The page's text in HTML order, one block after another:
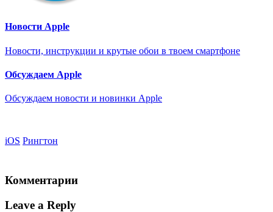
Новости Apple
Новости, инструкции и крутые обои в твоем смартфоне
Обсуждаем Apple
Обсуждаем новости и новинки Apple
iOS Рингтон
Комментарии
Leave a Reply